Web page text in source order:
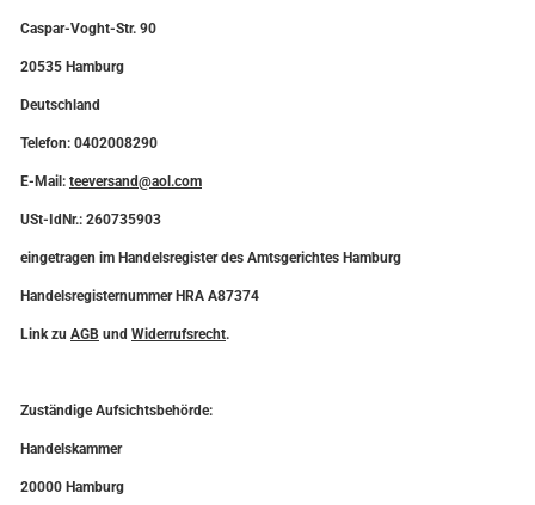
Caspar-Voght-Str. 90
20535 Hamburg
Deutschland
Telefon: 0402008290
E-Mail: teeversand@aol.com
USt-IdNr.: 260735903
eingetragen im Handelsregister des Amtsgerichtes Hamburg
Handelsregisternummer HRA A87374
Link zu AGB und Widerrufsrecht.
Zuständige Aufsichtsbehörde:
Handelskammer
20000 Hamburg